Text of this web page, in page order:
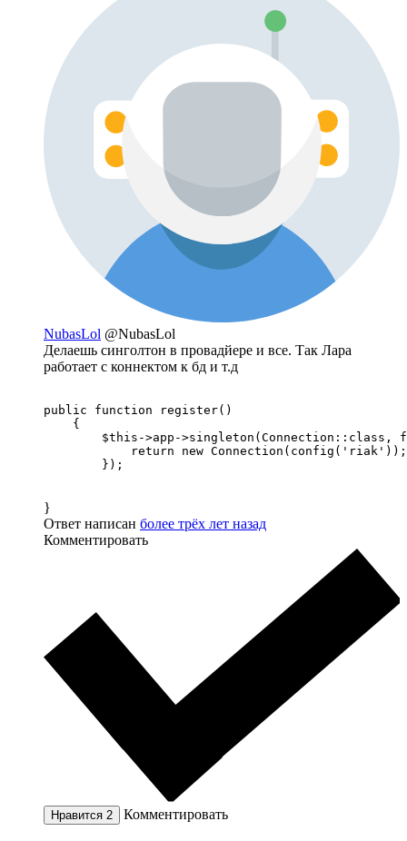
NubasLol @NubasLol
Делаешь синголтон в провадйере и все. Так Лара
работает с коннектом к бд и т.д
public function register()
    {
$this->app->singleton(Connection::class,
            return new Connection(config('riak'));
        });
}
Ответ написан более трёх лет назад
Комментировать
Нравится 2 Комментировать